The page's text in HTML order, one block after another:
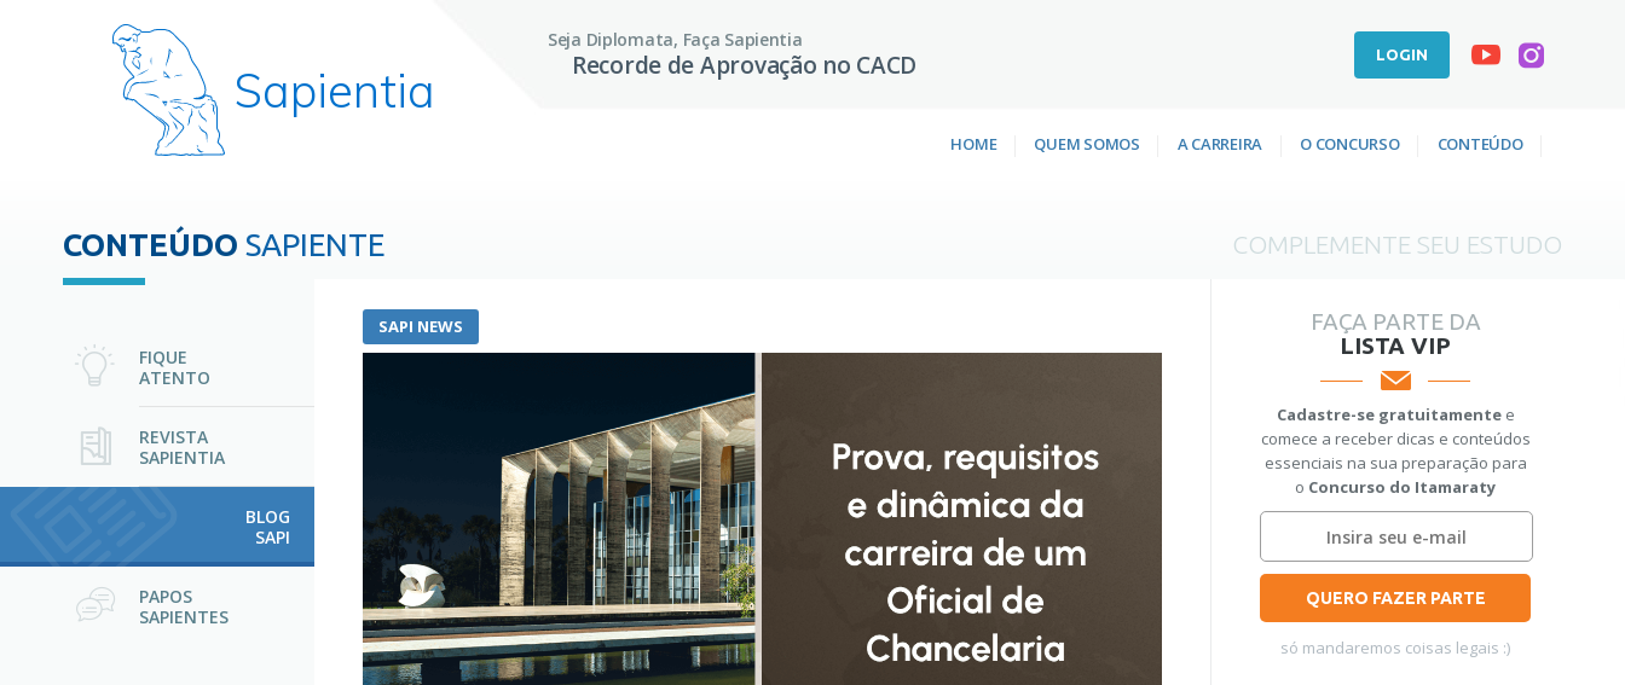
Sapientia
Seja Diplomata, Faça Sapientia
Recorde de Aprovação no CACD LOGIN
HOME QUEM SOMOS A CARREIRA O CONCURSO CONTEÚDO
CONTEÚDO SAPIENTE COMPLEMENTE SEU ESTUDO
FIQUE
ATENTO
REVISTA
SAPIENTIA
BLOG
SAPI
PAPOS
SAPIENTES
SAPI NEWS
FAÇA PARTE DA
LISTA VIP
Cadastre-se gratuitamentee
comece a receber dicas e conteúdos
essenciais na sua preparação para
o Concurso do Itamaraty
QUERO FAZER PARTE
só mandaremos coisas legais :)